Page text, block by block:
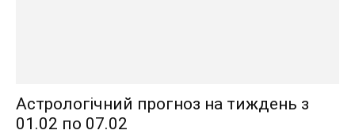
Астрологічний прогноз на тиждень з
01.02 по 07.02